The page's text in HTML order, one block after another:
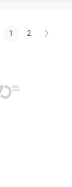
1 2